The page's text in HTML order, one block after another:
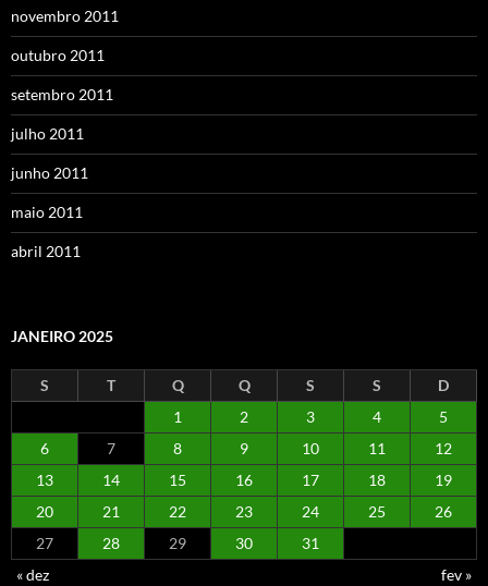
novembro 2011
outubro 2011
setembro 2011
julho 2011
junho 2011
maio 2011
abril 2011
JANEIRO 2025
S T Q Q S S
D
1
2 3 4
5
6
7 8 9 10 11
12
13
14 15 16 17 18
19
20
21 22 23 24 25
26
27
28 29 30
31
« dez
fev »